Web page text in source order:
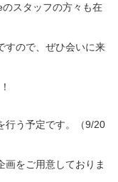
スタッフの方々も在
すので、ぜひ会いに来
行う予定です。（9/20
画をご用意しておりま